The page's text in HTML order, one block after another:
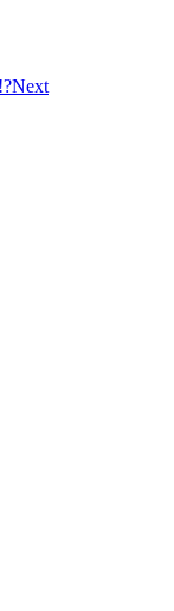
Next